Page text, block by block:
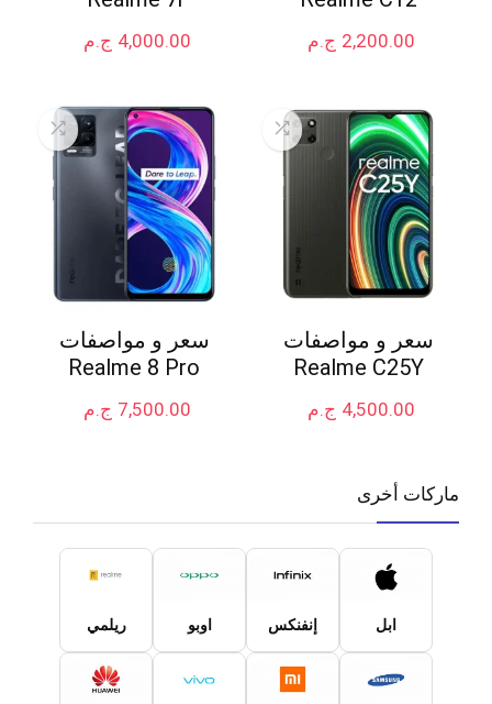
ج.م 2,200.00 ج.م 4,000.00
سعر و مواصفات
Realme C25Y
ج.م 4,500.00
سعر و مواصفات
Realme 8 Pro
ج.م 7,500.00
ماركات أخرى
ابل إنفنكس اوبو ريلمي